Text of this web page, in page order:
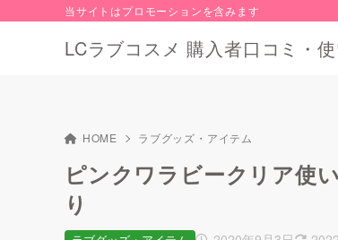
LCラブコスメ 購入者口コミ・
当サイトはプロモーションを含みます
HOME ラブグッズ・アイテム
ピンクワラビークリア使
り